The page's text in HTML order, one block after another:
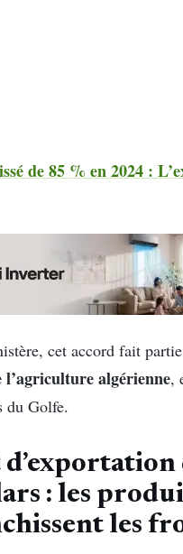
de 85 % en 2024 :
cet accord fait
l’agriculture algérienne,
du Golfe.
: les
les